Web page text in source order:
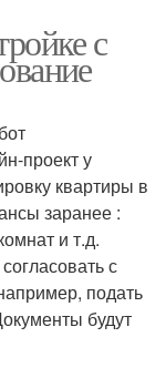
с
проект у
квартиры в
заранее :
и т.д.
с
подать
будут